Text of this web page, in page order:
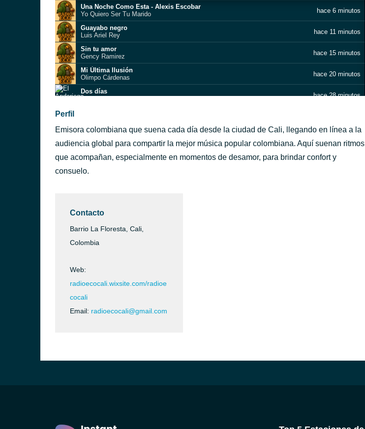
Una Noche Como Esta - Alexis Escobar
Yo Quiero Ser Tu Marido
hace 6 minutos
Guayabo negro
Luis Ariel Rey
hace 11 minutos
Sin tu amor
Gency Ramirez
hace 15 minutos
Mi Última Ilusión
Olimpo Cárdenas
hace 20 minutos
Dos días
hace 28 minutos
Copita de licor
Alzate
¡Ay cantinero!
Ricky Kardona
hace 45 minutos
Mi destino fue quererte
Perfil
Emisora colombiana que suena cada día desde la ciudad de Cali, llegando en línea a la
audiencia global para compartir la mejor música popular colombiana. Aquí suenan ritmos
que acompañan, especialmente en momentos de desamor, para brindar confort y
consuelo.
Contacto
Barrio La Floresta, Cali,
Colombia
Web:
radioecocali.wixsite.com/radioe
cocali
Email: radioecocali@gmail.com